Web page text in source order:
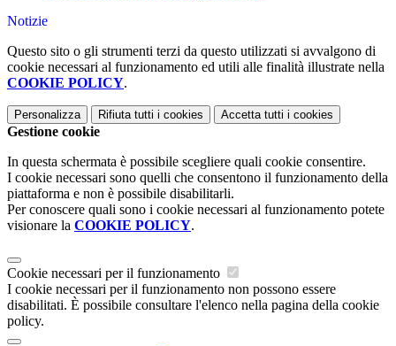
Notizie
Questo sito o gli strumenti terzi da questo utilizzati si avvalgono di
cookie necessari al funzionamento ed utili alle finalità illustrate nella
COOKIE POLICY.
Personalizza Rifiuta tutti i cookies Accetta tutti i cookies
Gestione cookie
In questa schermata è possibile scegliere quali cookie consentire.
I cookie necessari sono quelli che consentono il funzionamento della
piattaforma e non è possibile disabilitarli.
Per conoscere quali sono i cookie necessari al funzionamento potete
visionare la COOKIE POLICY.
Cookie necessari per il funzionamento
I cookie necessari per il funzionamento non possono essere
disabilitati. È possibile consultare l'elenco nella pagina della cookie
policy.